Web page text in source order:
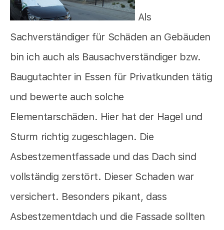
Als
Sachverständiger für Schäden an Gebäuden
bin ich auch als Bausachverständiger bzw.
Baugutachter in Essen für Privatkunden tätig
und bewerte auch solche
Elementarschäden. Hier hat der Hagel und
Sturm richtig zugeschlagen. Die
Asbestzementfassade und das Dach sind
vollständig zerstört. Dieser Schaden war
versichert. Besonders pikant, dass
Asbestzementdach und die Fassade sollten